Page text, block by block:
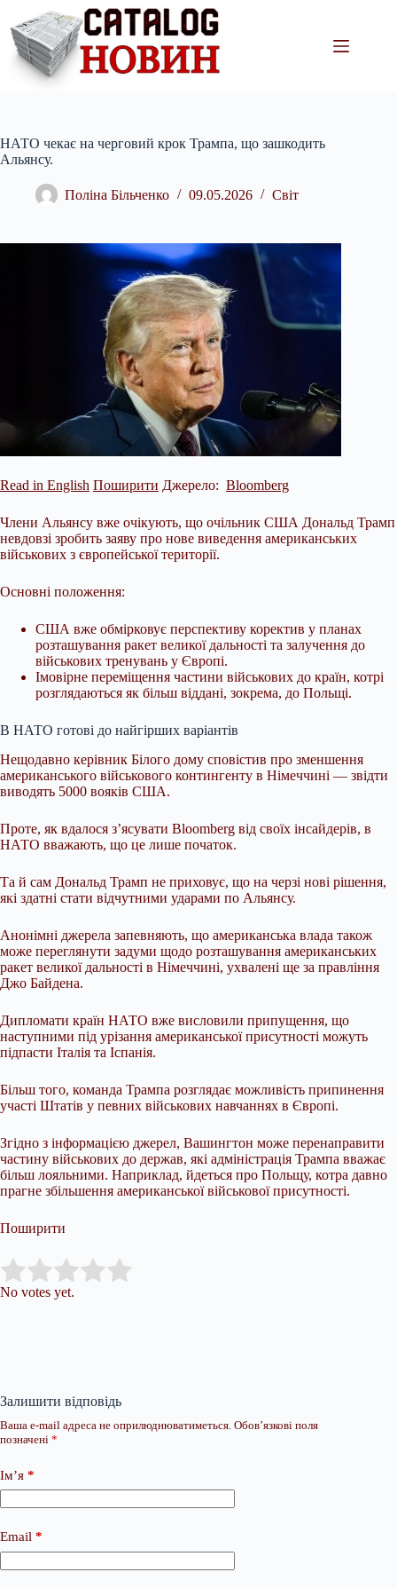
вмісту
НАТО чекає на черговий крок Трампа, що зашкодить
Альянсу.
Поліна Більченко 09.05.2026 Світ
Read in English Поширити Джерело: Bloomberg
Члени Альянсу вже очікують, що очільник США Дональд Трамп
невдовзі зробить заяву про нове виведення американських
військових з європейської території.
Основні положення:
США вже обмірковує перспективу коректив у планах
розташування ракет великої дальності та залучення до
військових тренувань у Європі.
Імовірне переміщення частини військових до країн, котрі
розглядаються як більш віддані, зокрема, до Польщі.
В НАТО готові до найгірших варіантів
Нещодавно керівник Білого дому сповістив про зменшення
американського військового контингенту в Німеччині — звідти
виводять 5000 вояків США.
Проте, як вдалося з’ясувати Bloomberg від своїх інсайдерів, в
НАТО вважають, що це лише початок.
Та й сам Дональд Трамп не приховує, що на черзі нові рішення,
які здатні стати відчутними ударами по Альянсу.
Анонімні джерела запевняють, що американська влада також
може переглянути задуми щодо розташування американських
ракет великої дальності в Німеччині, ухвалені ще за правління
Джо Байдена.
Дипломати країн НАТО вже висловили припущення, що
наступними під урізання американської присутності можуть
підпасти Італія та Іспанія.
Більш того, команда Трампа розглядає можливість припинення
участі Штатів у певних військових навчаннях в Європі.
Згідно з інформацією джерел, Вашингтон може перенаправити
частину військових до держав, які адміністрація Трампа вважає
більш лояльними. Наприклад, йдеться про Польщу, котра давно
прагне збільшення американської військової присутності.
Поширити
Rate this item:
No votes yet.
Залишити відповідь
Ваша e-mail адреса не оприлюднюватиметься. Обов’язкові поля
позначені *
Ім’я *
Email *